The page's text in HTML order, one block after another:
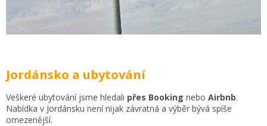
Jordánsko a ubytování
Veškeré ubytování jsme hledali přes Booking nebo Airbnb.
Nabídka v Jordánsku není nijak závratná a výběr bývá spíše
omezenější.